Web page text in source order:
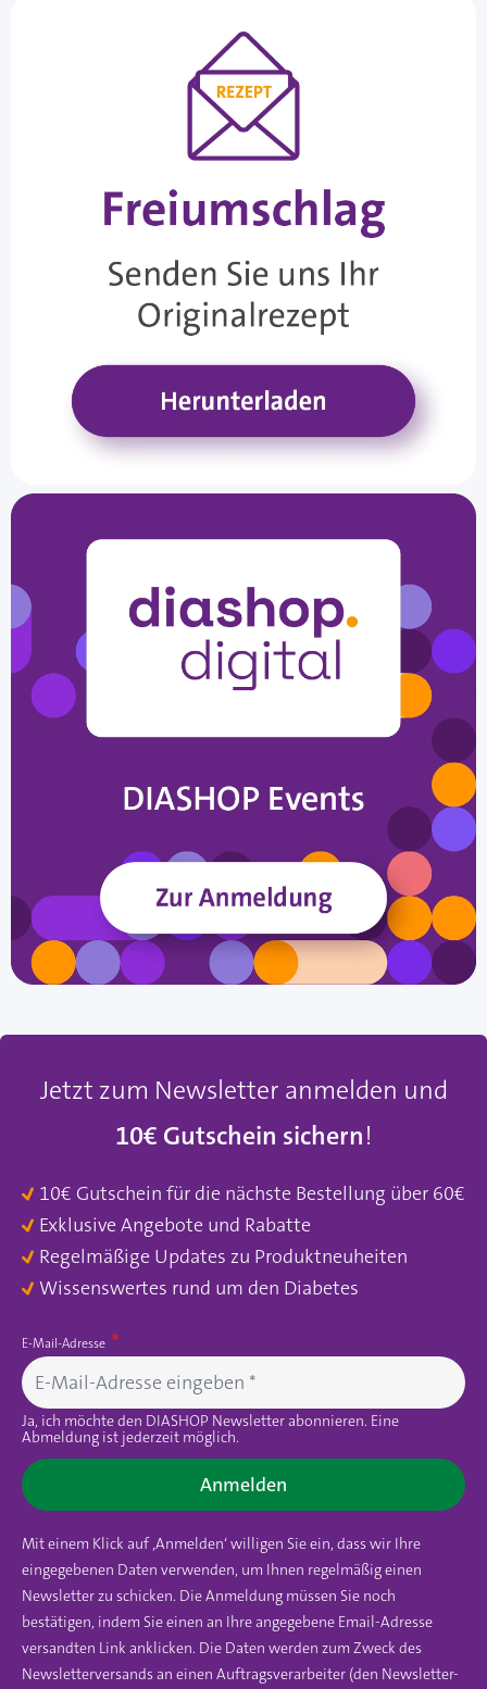
Jetzt zum Newsletter anmelden und
10€ Gutschein sichern!
10€ Gutschein für die nächste Bestellung über 60€
Exklusive Angebote und Rabatte
Regelmäßige Updates zu Produktneuheiten
Wissenswertes rund um den Diabetes
E-Mail-Adresse
Ja, ich möchte den DIASHOP Newsletter abonnieren. Eine
Abmeldung ist jederzeit möglich.
Anmelden
Mit einem Klick auf ‚Anmelden‘ willigen Sie ein, dass wir Ihre
eingegebenen Daten verwenden, um Ihnen regelmäßig einen
Newsletter zu schicken. Die Anmeldung müssen Sie noch
bestätigen, indem Sie einen an Ihre angegebene Email-Adresse
versandten Link anklicken. Die Daten werden zum Zweck des
Newsletterversands an einen Auftragsverarbeiter (den Newsletter-